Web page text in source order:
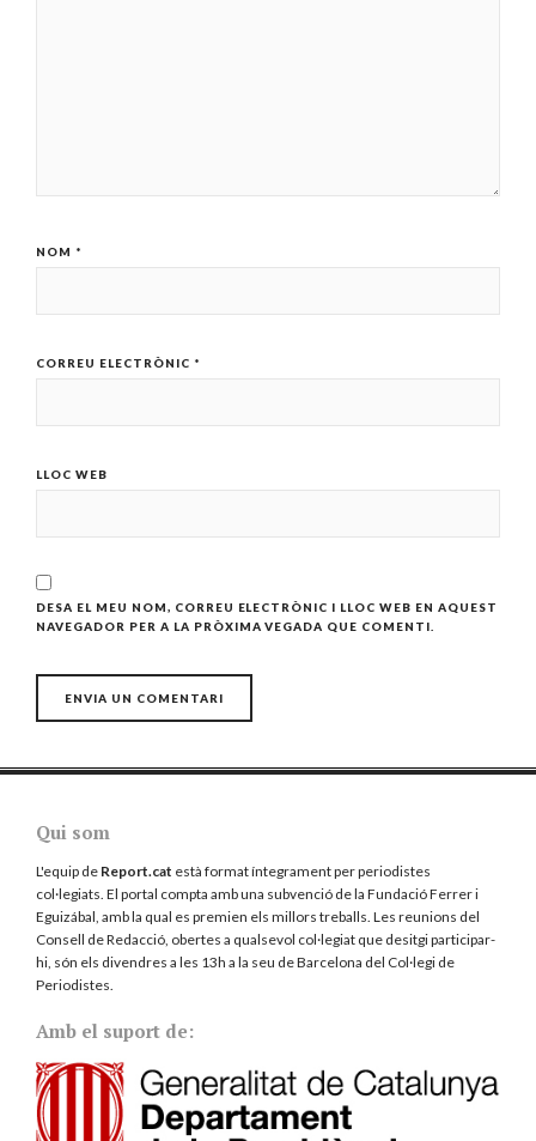
NOM *
CORREU ELECTRÒNIC *
LLOC WEB
DESA EL MEU NOM, CORREU ELECTRÒNIC I LLOC WEB EN AQUEST
NAVEGADOR PER A LA PRÒXIMA VEGADA QUE COMENTI.
Qui som
L'equip de Report.cat està format íntegrament per periodistes
col·legiats. El portal compta amb una subvenció de la Fundació Ferrer i
Eguizábal, amb la qual es premien els millors treballs. Les reunions del
Consell de Redacció, obertes a qualsevol col·legiat que desitgi participar-
hi, són els divendres a les 13h a la seu de Barcelona del Col·legi de
Periodistes.
Amb el suport de: